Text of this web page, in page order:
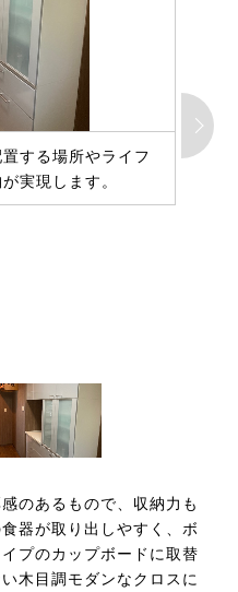
する場所やライフ
実現します。
のあるもので、収納力も
器が取り出しやすく、ボ
プのカップボードに取替
木目調モダンなクロスに